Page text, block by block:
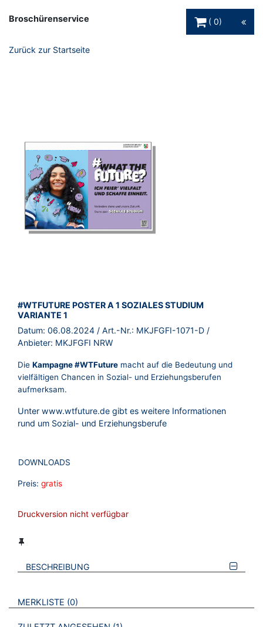
Broschürenservice
0
Zurück zur Startseite
BROSCHÜRE:
#WTFUTURE POSTER A 1 SOZIALES STUDIUM
VARIANTE 1
Datum: 06.08.2024 / Art.-Nr.: MKJFGFI-1071-D /
Anbieter: MKJFGFI NRW
Die Kampagne #WTFuture macht auf die Bedeutung und
vielfältigen Chancen in Sozial- und Erziehungsberufen
aufmerksam.
Unter www.wtfuture.de gibt es weitere Informationen
rund um Sozial- und Erziehungsberufe
DOWNLOADS
Preis: gratis
Druckversion nicht verfügbar
BESCHREIBUNG
VERWEISE AUF VERMERKTE- ODER ZULETZT ANGESEHENE
MERKLISTE 0 BROSCHÜREN